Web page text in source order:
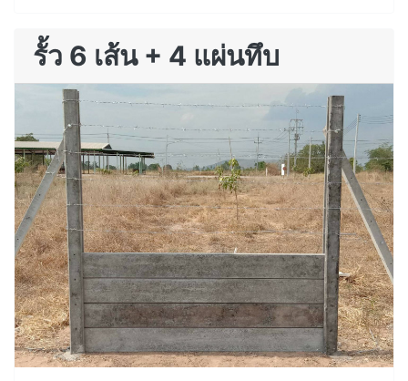
รั้ว 6 เส้น + 4 แผ่นทึบ